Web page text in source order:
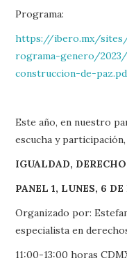
Programa:
https://ibero.mx/
rograma-genero/
construccion-de-
Este año, en nuestro
escucha y
IGUALDAD,
PANEL 1, LUNES, 6
Organizado por:
especialista en
11:00-13:00 horas